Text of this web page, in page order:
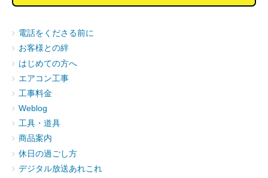
電話をくださる前に
お客様との絆
はじめての方へ
エアコン工事
工事料金
Weblog
工具・道具
商品案内
休日の過ごし方
デジタル放送あれこれ